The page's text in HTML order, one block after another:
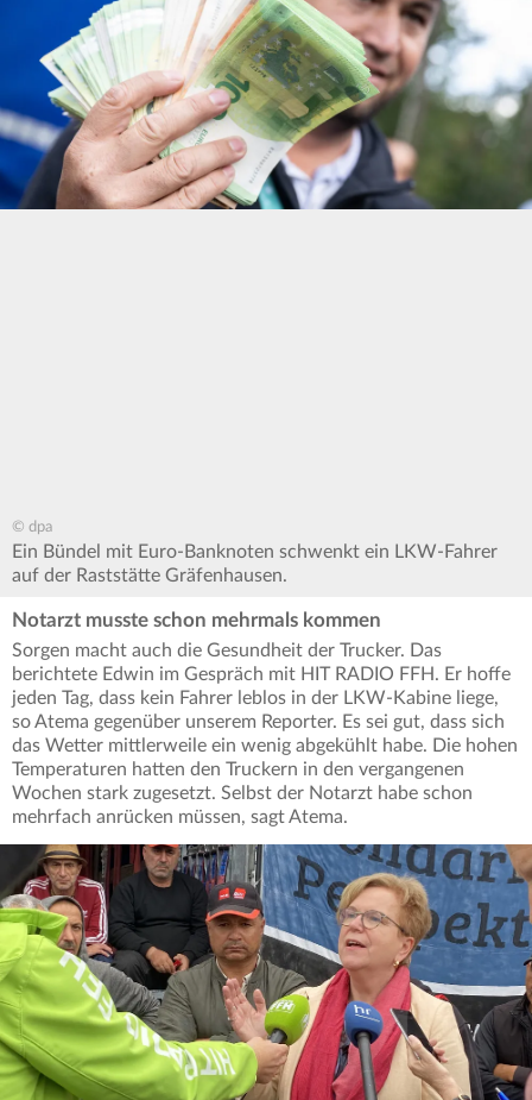
© dpa
Ein Bündel mit Euro-Banknoten schwenkt ein LKW-Fahrer
auf der Raststätte Gräfenhausen.
Notarzt musste schon mehrmals kommen
Sorgen macht auch die Gesundheit der Trucker. Das
berichtete Edwin im Gespräch mit HIT RADIO FFH. Er hoffe
jeden Tag, dass kein Fahrer leblos in der LKW-Kabine liege,
so Atema gegenüber unserem Reporter. Es sei gut, dass sich
das Wetter mittlerweile ein wenig abgekühlt habe. Die hohen
Temperaturen hatten den Truckern in den vergangenen
Wochen stark zugesetzt. Selbst der Notarzt habe schon
mehrfach anrücken müssen, sagt Atema.